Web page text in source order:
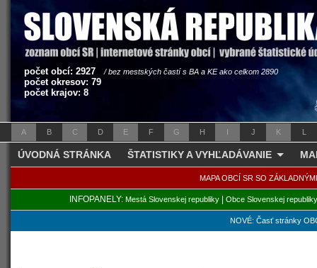
počet obcí: 2927 / bez mestských častí s BA a KE ako celkom 2890
počet okresov: 79
počet krajov: 8
A B C D E F G H I J K L
ÚVODNÁ STRÁNKA ŠTATISTIKY A VYHĽADÁVANIE
MAPA OBCÍ SR SO
INFOPANELY: Mestá Slovenskej republiky| Obce Slovenskej republiky
NOVÉ: Časť stránky